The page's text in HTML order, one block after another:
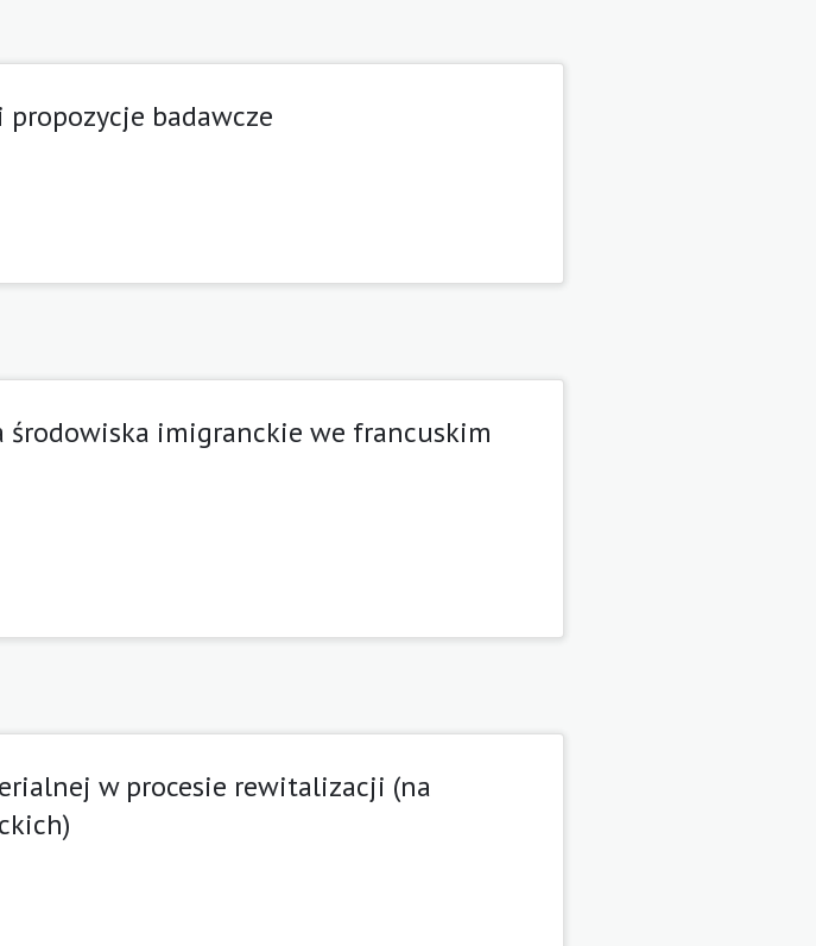
propozycje badawcze
środowiska imigranckie we francuskim
w procesie rewitalizacji (na